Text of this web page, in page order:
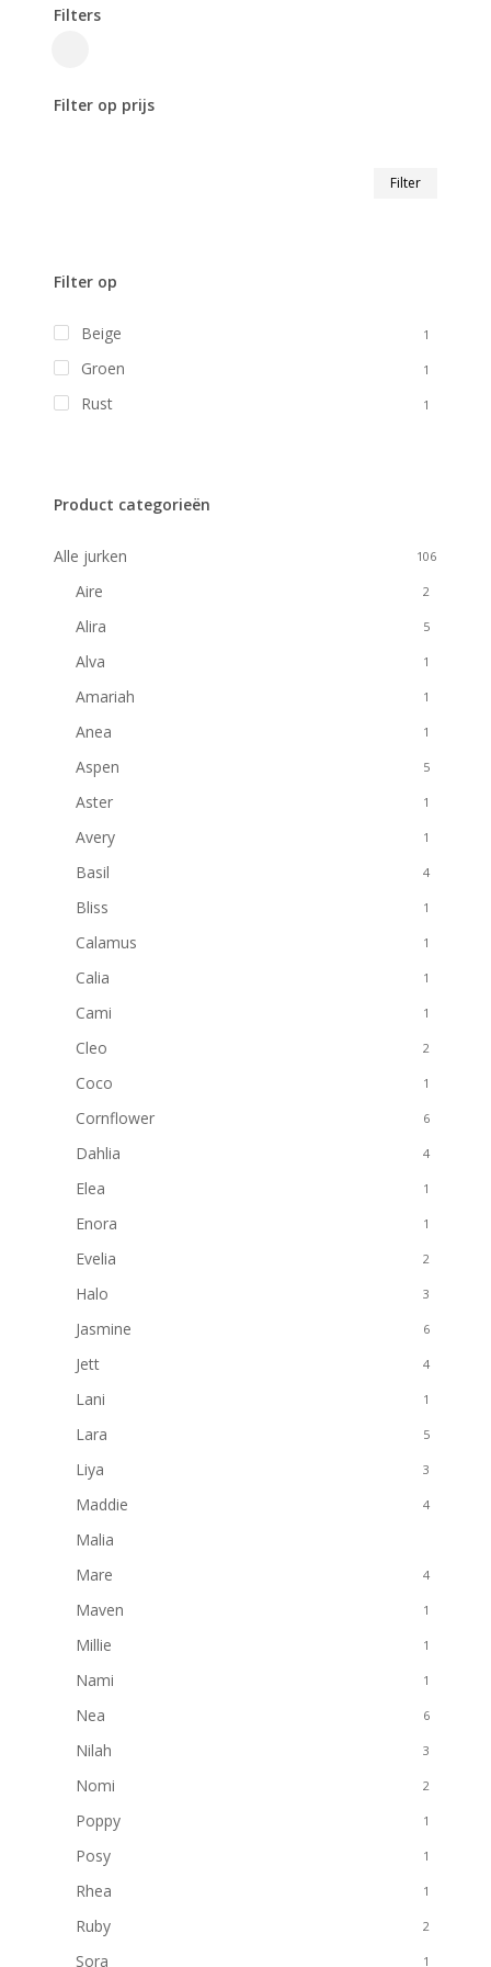
Filters
Filter op prijs
Filter
Filter op
Beige 1
Groen 1
Rust 1
Product categorieën
Alle jurken 106
Aire 2
Alira 5
Alva 1
Amariah 1
Anea 1
Aspen 5
Aster 1
Avery 1
Basil 4
Bliss 1
Calamus 1
Calia 1
Cami 1
Cleo 2
Coco 1
Cornflower 6
Dahlia 4
Elea 1
Enora 1
Evelia 2
Halo 3
Jasmine 6
Jett 4
Lani 1
Lara 5
Liya 3
Maddie 4
Malia
Mare 4
Maven 1
Millie 1
Nami 1
Nea 6
Nilah 3
Nomi 2
Poppy 1
Posy 1
Rhea 1
Ruby 2
Sora 1